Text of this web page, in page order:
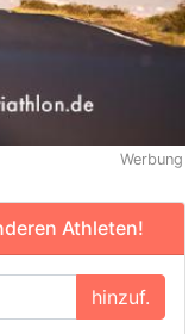
Werbung
Athleten!
hinzuf.